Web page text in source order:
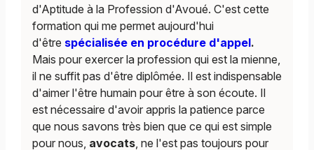
d'Aptitude à la Profession d'Avoué. C'est cette
formation qui me permet aujourd'hui
d'être spécialisée en procédure d'appel.
Mais pour exercer la profession qui est la mienne,
il ne suffit pas d'être diplômée. Il est indispensable
d'aimer l'être humain pour être à son écoute. Il
est nécessaire d'avoir appris la patience parce
que nous savons très bien que ce qui est simple
pour nous, avocats, ne l'est pas toujours pour